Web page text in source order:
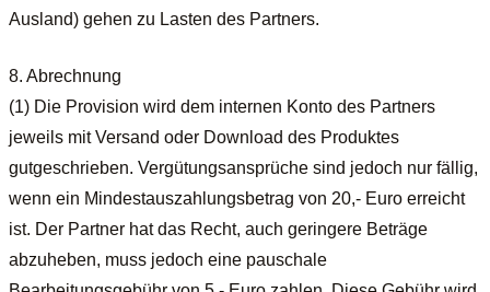
Ausland) gehen zu Lasten des Partners.
8. Abrechnung
(1) Die Provision wird dem internen Konto des Partners
jeweils mit Versand oder Download des Produktes
gutgeschrieben. Vergütungsansprüche sind jedoch nur fällig,
wenn ein Mindestauszahlungsbetrag von 20,- Euro erreicht
ist. Der Partner hat das Recht, auch geringere Beträge
abzuheben, muss jedoch eine pauschale